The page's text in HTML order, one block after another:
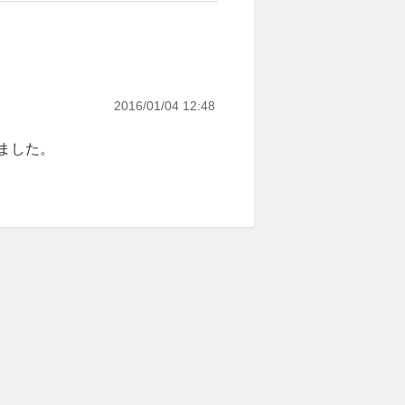
2016/01/04 12:48
した。